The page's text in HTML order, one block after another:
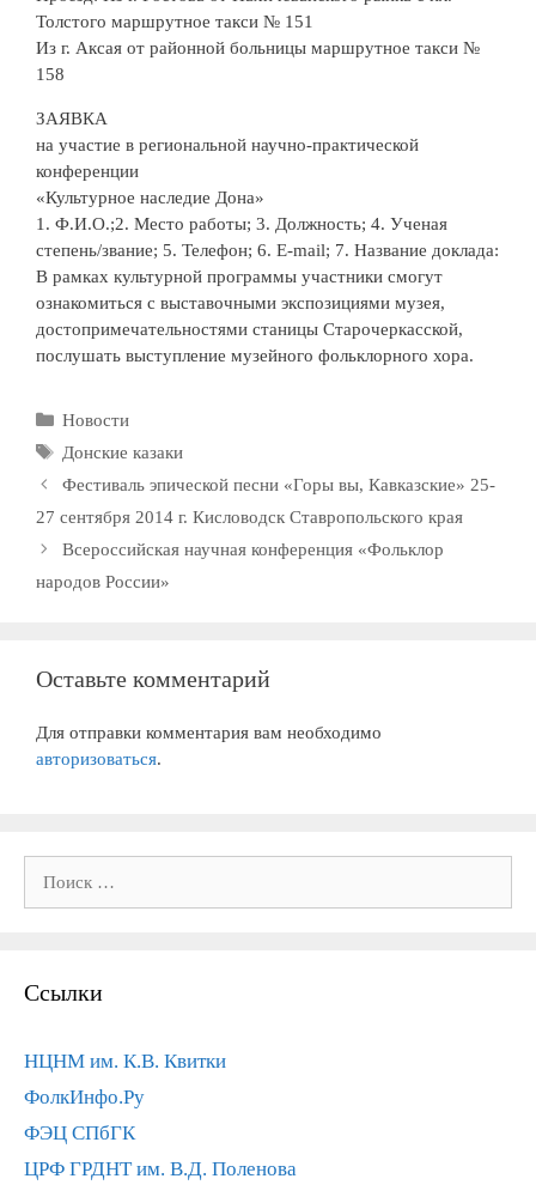
Толстого маршрутное такси № 151
Из г. Аксая от районной больницы маршрутное такси №
158
ЗАЯВКА
на участие в региональной научно-практической
конференции
«Культурное наследие Дона»
1. Ф.И.О.;2. Место работы; 3. Должность; 4. Ученая
степень/звание; 5. Телефон; 6. Е-mail; 7. Название доклада:
В рамках культурной программы участники смогут
ознакомиться с выставочными экспозициями музея,
достопримечательностями станицы Старочеркасской,
послушать выступление музейного фольклорного хора.
Рубрики
Новости
Метки
Донские казаки
Фестиваль эпической песни «Горы вы, Кавказские» 25-
27 сентября 2014 г. Кисловодск Ставропольского края
Всероссийская научная конференция «Фольклор
народов России»
Оставьте комментарий
Для отправки комментария вам необходимо
авторизоваться.
Ссылки
НЦНМ им. К.В. Квитки
ФолкИнфо.Ру
ФЭЦ СПбГК
ЦРФ ГРДНТ им. В.Д. Поленова